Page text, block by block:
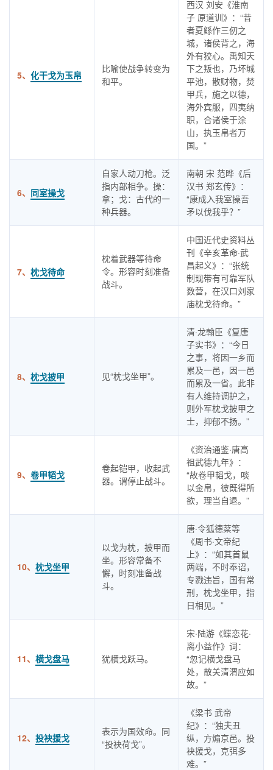
5、 化干戈为玉帛
比喻使战争转变为
和平。
西汉 刘安《淮南
子 原道训》：“昔
者夏鲧作三仞之
城，诸侯背之，海
外有狡心。禹知天
下之叛也，乃坏城
平池，散财物，焚
甲兵，施之以德，
海外宾服，四夷纳
职，合诸侯于涂
山，执玉帛者万
国。”
6、 同室操戈
自家人动刀枪。泛
指内部相争。操：
拿；戈：古代的一
种兵器。
南朝 宋 范晔《后
汉书 郑玄传》：
“康成入我室操吾
矛以伐我乎？”
7、 枕戈待命
枕着武器等待命
令。形容时刻准备
战斗。
中国近代史资料丛
刊《辛亥革命·武
昌起义》：“张统
制现带有可靠军队
数营，在汉口刘家
庙枕戈待命。”
8、 枕戈披甲 见“枕戈坐甲”。
清·龙翰臣《复唐
子实书》：“今日
之事，将因一乡而
累及一邑，因一邑
而累及一省。此非
有人维持调护之，
则外军枕戈披甲之
士，抑郁不扬。”
9、 卷甲韬戈
卷起铠甲，收起武
器。谓停止战斗。
《资治通鉴·唐高
祖武德九年》：
“故卷甲韬戈，啖
以金帛，彼既得所
欲，理当自退。”
10、 枕戈坐甲
以戈为枕，披甲而
坐。形容常备不
懈，时刻准备战
斗。
唐·令狐德棻等
《周书·文帝纪
上》：“如其首鼠
两端，不时奉诏，
专戮违旨，国有常
刑，枕戈坐甲，指
日相见。”
11、 横戈盘马 犹横戈跃马。
宋·陆游《蝶恋花·
离小益作》词：
“忽记横戈盘马
处，散关清渭应如
故。”
12、 投袂援戈
表示为国效命。同
“投袂荷戈”。
《梁书 武帝
纪》：“独夫丑
纵，方煽京邑。投
袂援戈，克弭多
难。”